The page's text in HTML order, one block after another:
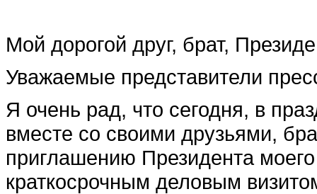
Мой дорогой друг, брат,
Уважаемые представители
Я очень рад, что сегодня, в
вместе со своими друзьями,
приглашению Президента
краткосрочным деловым